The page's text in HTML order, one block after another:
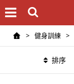
> 健身訓練 >
排序